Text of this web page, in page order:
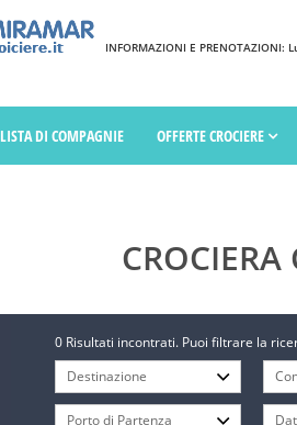
INFORMAZIONI E
LISTA DI COMPAGNIE OFFERTE CROCIERE
0 Risultati incontrati. Puoi filtrare la